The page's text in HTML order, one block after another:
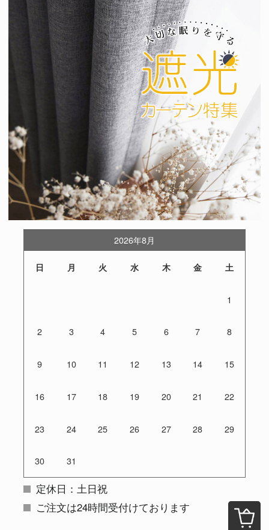
2026年8月
日 月 火 水 木 金 土
1
2 3 4 5 6 7 8
9 10 11 12 13 14 15
16 17 18 19 20 21 22
23 24 25 26 27 28 29
30 31
定休日：土日祝
ご注文は24時間受付けております